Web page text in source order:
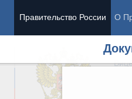
Правительство России О